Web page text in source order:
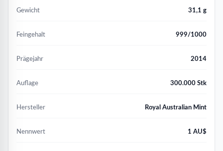
Gewicht 31,1 g
Feingehalt 999/1000
Prägejahr 2014
Auflage 300.000 Stk
Hersteller Royal Australian Mint
Nennwert 1 AU$